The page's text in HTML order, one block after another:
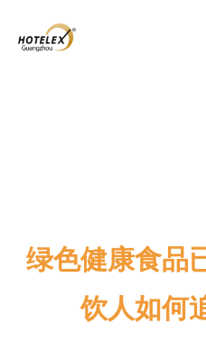
绿色健康食品
饮人如何